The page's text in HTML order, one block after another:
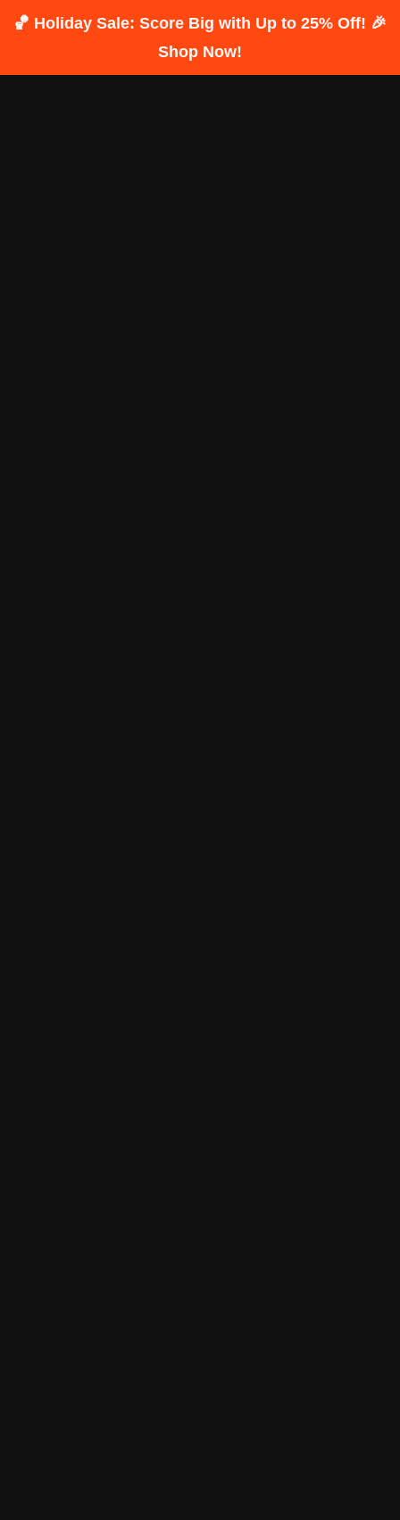
🏀 Holiday Sale: Score Big with Up to 25% Off! 🎉
Shop Now!